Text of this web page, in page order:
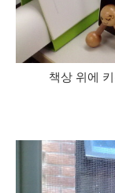
책상 위에